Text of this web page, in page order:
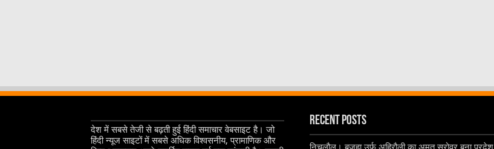
देश में सबसे तेजी से बढ़ती हुई हिंदी समाचार वेबसाइट है। जो
हिंदी न्यूज साइटों में सबसे अधिक विश्वसनीय, प्रामाणिक और
Recent Posts